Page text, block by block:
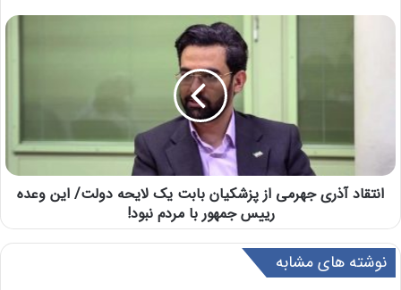
انتقاد آذری جهرمی از پزشکیان بابت یک لایحه دولت/ این وعده
رییس جمهور با مردم نبود!
نوشته های مشابه